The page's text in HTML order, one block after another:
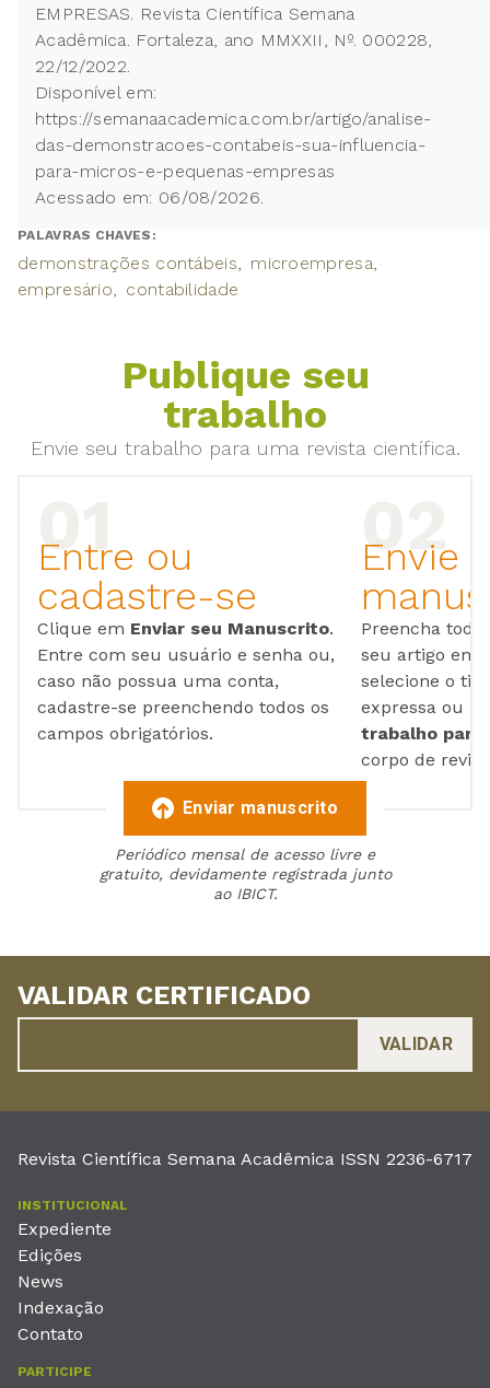
EMPRESAS. Revista Científica Semana
Acadêmica. Fortaleza, ano MMXXII, Nº. 000228,
22/12/2022.
Disponível em:
https://semanaacademica.com.br/artigo/analise-
das-demonstracoes-contabeis-sua-influencia-
para-micros-e-pequenas-empresas
Acessado em: 06/08/2026.
PALAVRAS CHAVES:
demonstrações contábeis
microempresa
empresário
contabilidade
Publique seu
trabalho
Envie seu trabalho para uma revista científica.
Entre ou
cadastre-se
Clique em Enviar seu Manuscrito.
Entre com seu usuário e senha ou,
caso não possua uma conta,
cadastre-se preenchendo todos os
campos obrigatórios.
Envie
Preencha
seu artigo em
selecione o
expressa ou
trabalho para
corpo de
Enviar manuscrito
Periódico mensal de acesso livre e
gratuito, devidamente registrada junto
ao IBICT.
VALIDAR CERTIFICADO
Revista Científica Semana Acadêmica ISSN 2236-6717
INSTITUCIONAL
Expediente
Edições
News
Indexação
Contato
PARTICIPE